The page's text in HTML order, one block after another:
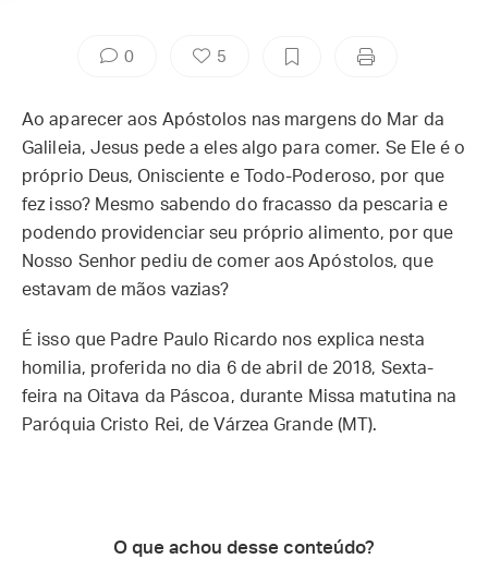
0 5
Ao aparecer aos Apóstolos nas margens do Mar da
Galileia, Jesus pede a eles algo para comer. Se Ele é o
próprio Deus, Onisciente e Todo-Poderoso, por que
fez isso? Mesmo sabendo do fracasso da pescaria e
podendo providenciar seu próprio alimento, por que
Nosso Senhor pediu de comer aos Apóstolos, que
estavam de mãos vazias?
É isso que Padre Paulo Ricardo nos explica nesta
homilia, proferida no dia 6 de abril de 2018, Sexta-
feira na Oitava da Páscoa, durante Missa matutina na
Paróquia Cristo Rei, de Várzea Grande (MT).
O que achou desse conteúdo?